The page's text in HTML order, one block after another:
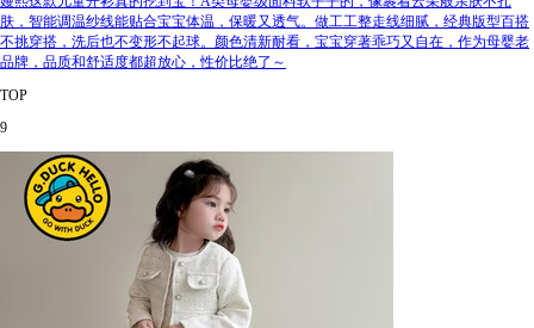
肤，智能调温纱线能贴合宝宝体温，保暖又透气。做工工整走线细腻，经典版型百搭
不挑穿搭，洗后也不变形不起球。颜色清新耐看，宝宝穿著乖巧又自在，作为母婴老
品牌，品质和舒适度都超放心，性价比绝了～
TOP
9